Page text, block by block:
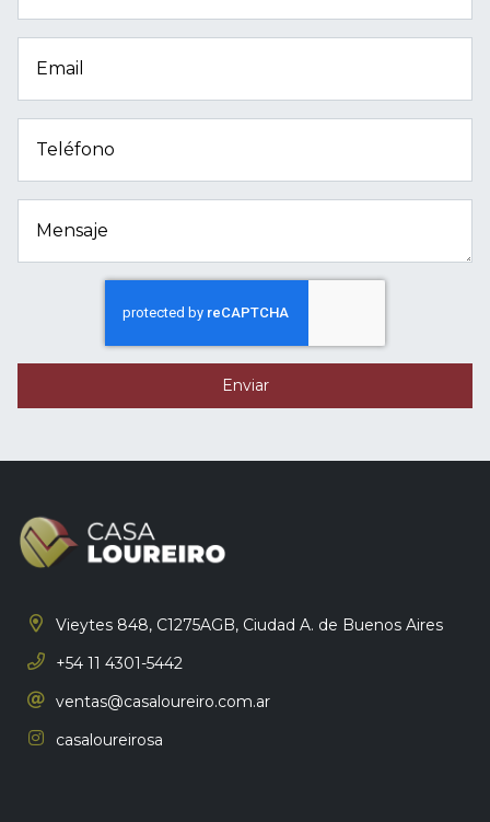
Email
Teléfono
Mensaje
Enviar
Vieytes 848, C1275AGB, Ciudad A. de Buenos Aires
+54 11 4301-5442
ventas@casaloureiro.com.ar
casaloureirosa